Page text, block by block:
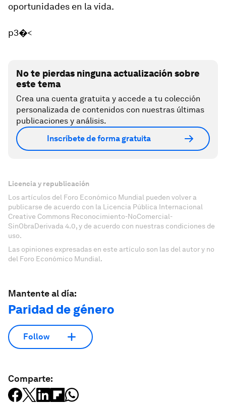
oportunidades en la vida.
p3�<
No te pierdas ninguna actualización sobre
este tema
Crea una cuenta gratuita y accede a tu colección
personalizada de contenidos con nuestras últimas
publicaciones y análisis.
Inscríbete de forma gratuita
Licencia y republicación
Los artículos del Foro Económico Mundial pueden volver a
publicarse de acuerdo con la Licencia Pública Internacional
Creative Commons Reconocimiento-NoComercial-
SinObraDerivada 4.0, y de acuerdo con nuestras condiciones de
uso.
Las opiniones expresadas en este artículo son las del autor y no
del Foro Económico Mundial.
Mantente al día:
Paridad de género
Follow
Comparte: